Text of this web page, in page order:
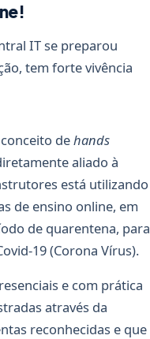
IT se preparou
tem forte vivência
dehands
aliado à
está utilizando
de ensino online, em
de quarentena, para
19 (Corona Vírus).
e com prática
através da
reconhecidas e que